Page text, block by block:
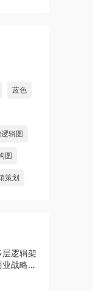
蓝色
辑图
图
策划
逻辑架
战略模